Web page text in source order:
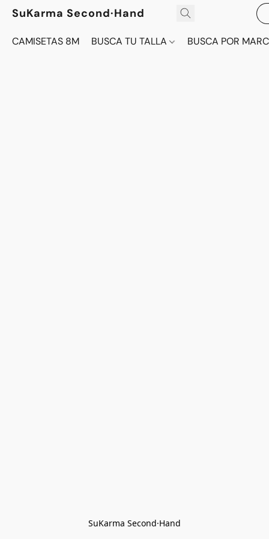
SuKarma Second·Hand
CAMISETAS 8M BUSCA TU TALLA BUSCA POR
SuKarma Second·Hand